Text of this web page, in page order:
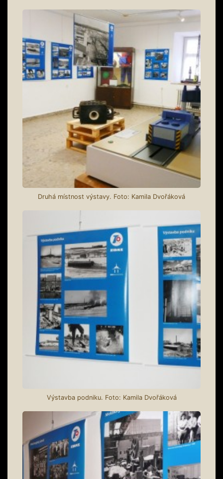
Druhá místnost výstavy. Foto: Kamila Dvořáková
Výstavba podniku. Foto: Kamila Dvořáková